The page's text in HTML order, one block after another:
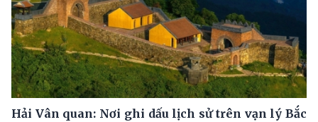
Hải Vân quan: Nơi ghi dấu lịch sử trên vạn lý Bắc